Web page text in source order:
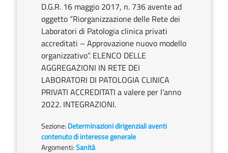
D.G.R. 16 maggio 2017, n. 736 avente ad
oggetto “Riorganizzazione delle Rete dei
Laboratori di Patologia clinica privati
accreditati – Approvazione nuovo modello
organizzativo”. ELENCO DELLE
AGGREGAZIONI IN RETE DEI
LABORATORI DI PATOLOGIA CLINICA
PRIVATI ACCREDITATI a valere per l’anno
2022. INTEGRAZIONI.
Sezione: Determinazioni dirigenziali aventi
contenuto di interesse generale
Argomenti:Sanità